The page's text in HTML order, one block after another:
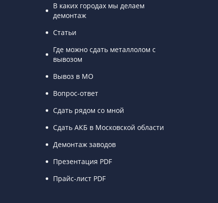
В каких городах мы делаем
демонтаж
Статьи
Где можно сдать металлолом с
вывозом
Вывоз в МО
Вопрос-ответ
Сдать рядом со мной
Сдать АКБ в Московской области
Демонтаж заводов
Презентация PDF
Прайс-лист PDF